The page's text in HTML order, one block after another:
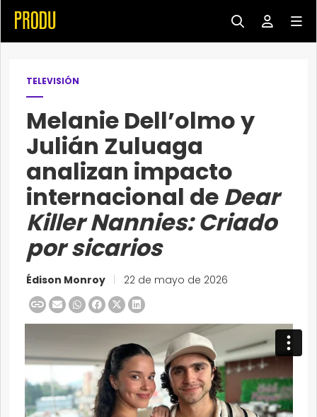
TELEVISIÓN
Melanie Dell’olmo y
Julián Zuluaga
analizan impacto
internacional de Dear
Killer Nannies: Criado
por sicarios
Édison Monroy 22 de mayo de 2026